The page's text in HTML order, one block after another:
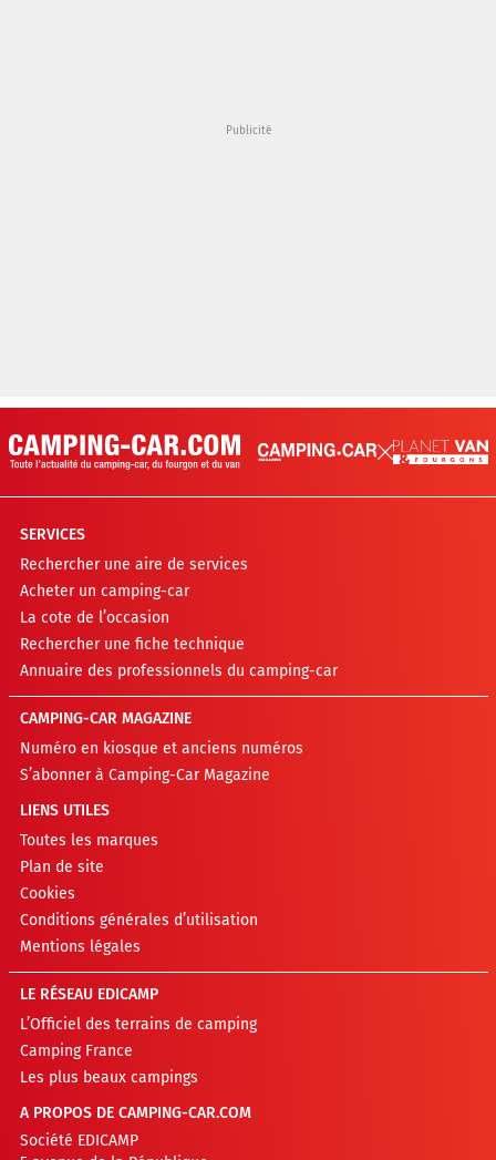
SERVICES
Rechercher une aire de services
Acheter un camping-car
La cote de l’occasion
Rechercher une fiche technique
Annuaire des professionnels du camping-car
CAMPING-CAR MAGAZINE
Numéro en kiosque et anciens numéros
S’abonner à Camping-Car Magazine
LIENS UTILES
Toutes les marques
Plan de site
Cookies
Conditions générales d’utilisation
Mentions légales
LE RÉSEAU EDICAMP
L’Officiel des terrains de camping
Camping France
Les plus beaux campings
A PROPOS DE CAMPING-CAR.COM
Société EDICAMP